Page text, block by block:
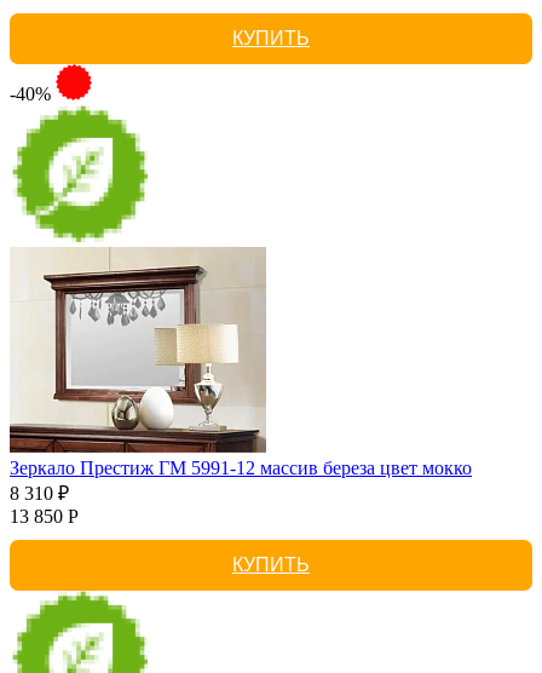
КУПИТЬ
-40%
Зеркало Престиж ГМ 5991-12 массив береза цвет мокко
8 310 ₽
13 850 Р
КУПИТЬ